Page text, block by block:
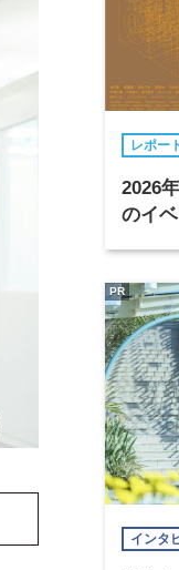
レポー
2026
のイ
インタ
PR